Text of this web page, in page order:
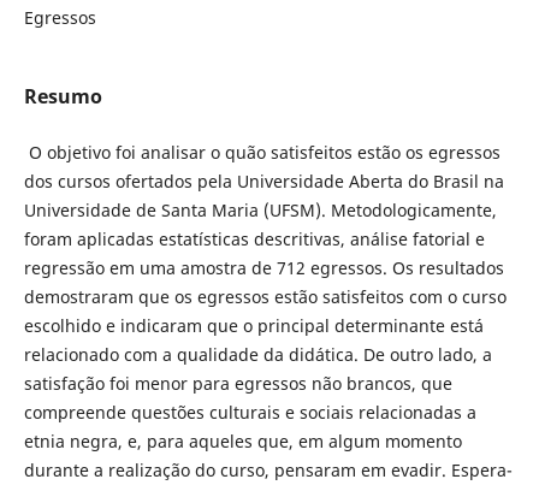
Egressos
Resumo
O objetivo foi analisar o quão satisfeitos estão os egressos
dos cursos ofertados pela Universidade Aberta do Brasil na
Universidade de Santa Maria (UFSM). Metodologicamente,
foram aplicadas estatísticas descritivas, análise fatorial e
regressão em uma amostra de 712 egressos. Os resultados
demostraram que os egressos estão satisfeitos com o curso
escolhido e indicaram que o principal determinante está
relacionado com a qualidade da didática. De outro lado, a
satisfação foi menor para egressos não brancos, que
compreende questões culturais e sociais relacionadas a
etnia negra, e, para aqueles que, em algum momento
durante a realização do curso, pensaram em evadir. Espera-